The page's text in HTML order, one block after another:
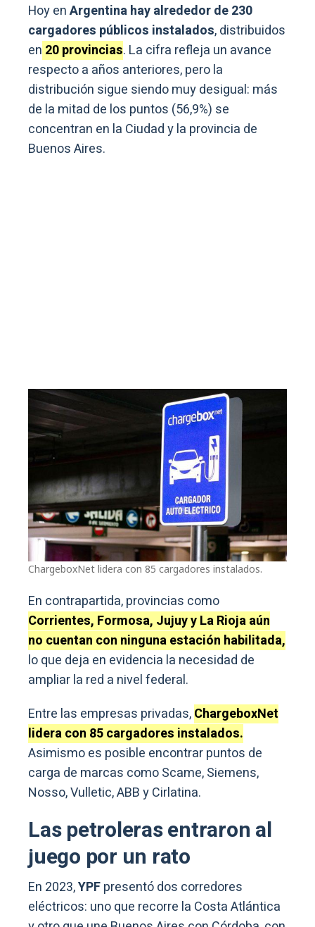
Hoy enArgentina hay alrededor de 230
cargadores públicos instalados, distribuidos
en 20provincias. La cifra refleja un avance
respecto a años anteriores, pero la
distribución sigue siendo muy desigual: más
de la mitad de los puntos (56,9%) se
concentran en la Ciudad y la provincia de
Buenos Aires.
ChargeboxNet lidera con 85 cargadores instalados.
En contrapartida, provincias como
Corrientes, Formosa, Jujuy y La Rioja aún
no cuentan con ninguna estación habilitada,
lo que deja en evidencia la necesidad de
ampliar la red a nivel federal.
Entre las empresas privadas,ChargeboxNet
lidera con 85 cargadores instalados.
Asimismo es posible encontrar puntos de
carga de marcas como Scame, Siemens,
Nosso, Vulletic, ABB y Cirlatina.
Las petroleras entraron al
juego por un rato
En 2023,YPFpresentó dos corredores
eléctricos: uno que recorre la Costa Atlántica